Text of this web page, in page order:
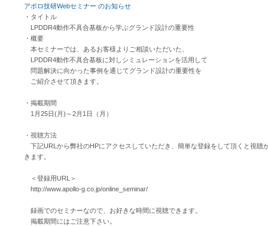
アポロ技研Webセミナー のお知らせ
・タイトル
LPDDR4動作不具合基板から学ぶグランド設計の重要性
・概要
本セミナーでは、あるお客様よりご相談いただいた、
LPDDR4動作不具合基板に対しシミュレーションを活用して
問題解決に向かった事例を通じてグランド設計の重要性を
ご紹介させて頂きます。
・掲載期間
1月25日(月)～2月1日（月）
・視聴方法
下記URLから弊社のHPにアクセスしていただき、簡単な登録をして頂くと視聴
きます。
＜登録用URL＞
http://www.apollo-g.co.jp/online_seminar/
録画でのセミナーなので、お好きな時間に視聴できます。
掲載期間にはご注意下さい。